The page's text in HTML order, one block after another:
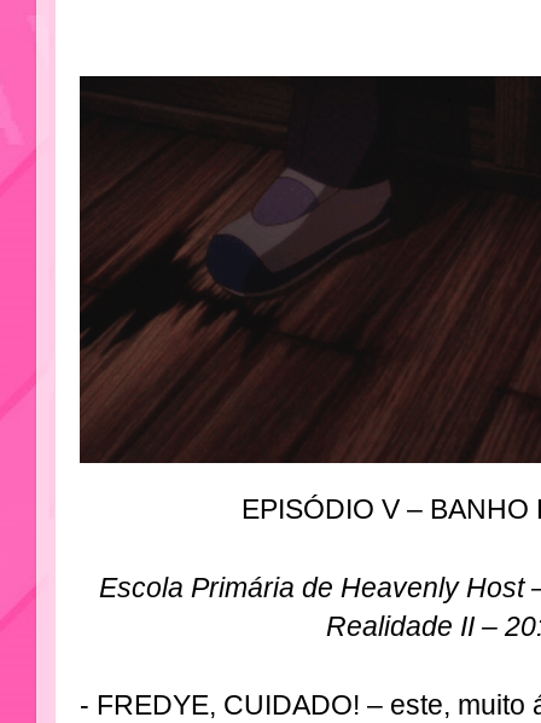
EPISÓDIO V – BANHO
Escola Primária de Heavenly Host
Realidade II –
- FREDYE, CUIDADO! – este, muito